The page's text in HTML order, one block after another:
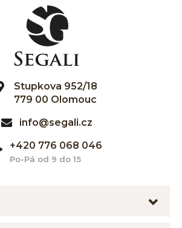
Stupkova 952/18
779 00 Olomouc
info@segali.cz
+420 776 068 046
Po-Pá od 9 do 15